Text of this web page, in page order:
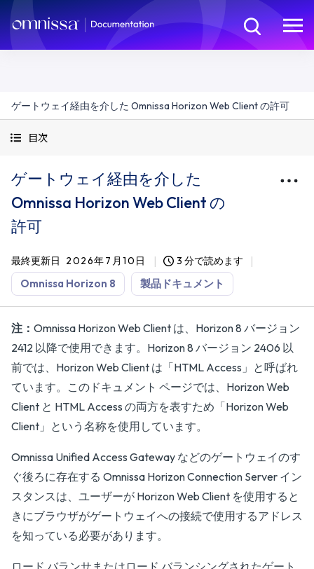
ゲートウェイ経由を介した Omnissa Horizon Web Client の許可
目次
ゲートウェイ経由を介した
Omnissa Horizon Web Client の
許可
最終更新日 2026年7月10日 3 分で読めます
Omnissa Horizon 8 製品ドキュメント
注： Omnissa Horizon Web Client は、Horizon 8 バージョン
2412 以降で使用できます。Horizon 8 バージョン 2406 以
前では、Horizon Web Client は「HTML Access」と呼ばれ
ています。このドキュメント ページでは、Horizon Web
Client と HTML Access の両方を表すため「Horizon Web
Client」という名称を使用しています。
Omnissa Unified Access Gateway などのゲートウェイのす
ぐ後ろに存在する Omnissa Horizon Connection Server イン
スタンスは、ユーザーが Horizon Web Client を使用すると
きにブラウザがゲートウェイへの接続で使用するアドレス
を知っている必要があります。
ロード バランサまたはロード バランシングされたゲート